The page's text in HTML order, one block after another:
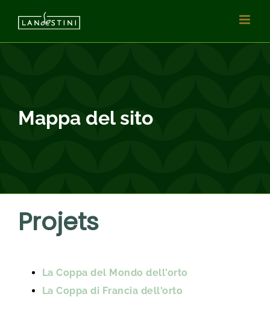
contenuto
Mappa del sito
Projets
La Coppa del Mondo dell'orto
La Coppa di Francia dell'orto